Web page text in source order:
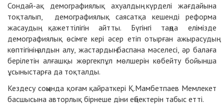
Сондай-ақ демографиялық ахуалдың күрделі жағдайына
тоқталып, демографиялық саясатқа кешенді реформа
жасаудың қажеттілігін айтты. Бүгінгі таңда елімізде
демографиялық өсімге кері әсер етіп отырған ажырасудың
көптігінің алдын алу, жастардың баспана мәселесі, әр балаға
берілетін алғашқы жөргекпұл мөлшерін көбейту бойынша
ұсыныстарға да тоқталды.
Кездесу соңында қоғам қайраткері Қ.Мамбетпаев Мемлекет
басшысына авторлық бірнеше діни еңбектерін табыс етті.